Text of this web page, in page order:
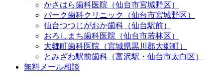
かさはら歯科医院（仙台市宮城野区）
パーク歯科クリニック（仙台市宮城野区）
仙台つつじがおか歯科（仙台駅前）
おろしまち歯科医院（仙台市若林区）
大郷町歯科医院（宮城県黒川郡大郷町）
とみざわ駅前歯科（富沢駅・仙台市太白区）
無料メール相談